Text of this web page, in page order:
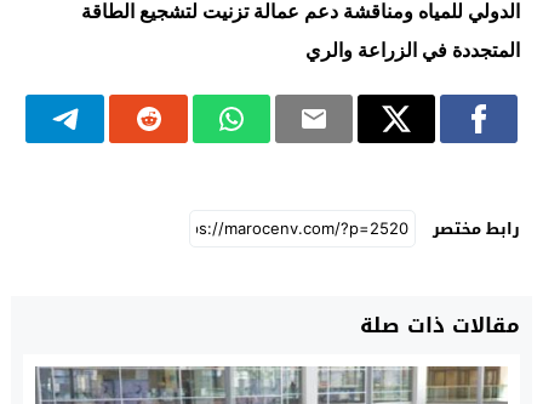
الدولي للمياه ومناقشة دعم عمالة تزنيت لتشجيع الطاقة
المتجددة في الزراعة والري
رابط مختصر
مقالات ذات صلة